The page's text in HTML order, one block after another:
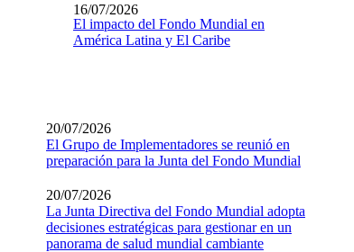
El impacto del Fondo Mundial en
América Latina y El Caribe
16/07/2026
20/07/2026
El Grupo de Implementadores se reunió en
preparación para la Junta del Fondo Mundial
20/07/2026
La Junta Directiva del Fondo Mundial adopta
decisiones estratégicas para gestionar en un
panorama de salud mundial cambiante